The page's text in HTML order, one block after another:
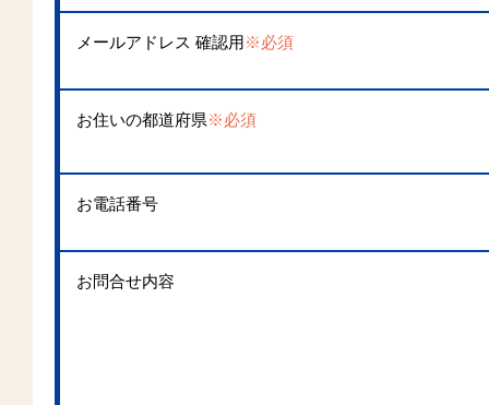
メールアドレス 確認用※必須
お住いの都道府県※必須
お電話番号
お問合せ内容